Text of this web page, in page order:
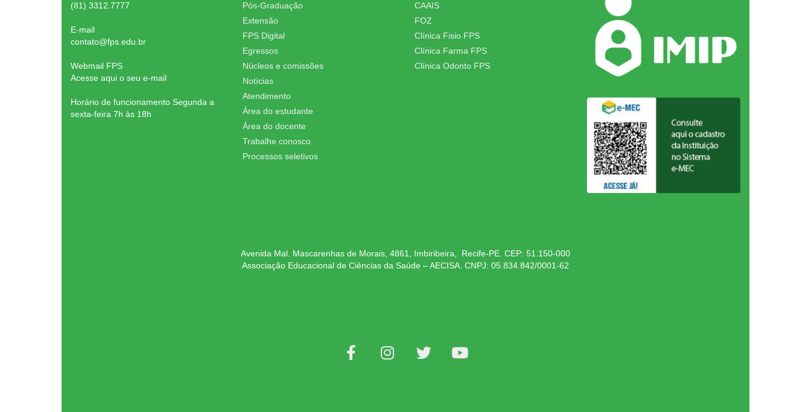
(81) 3312.7777
E-mail
contato@fps.edu.br
Webmail FPS
Acesse aqui o seu e-mail
Horário de funcionamento Segunda a
sexta-feira 7h às 18h
Pós-Graduação
Extensão
FPS Digital
Egressos
Núcleos e comissões
Notícias
Atendimento
Área do estudante
Área do docente
Trabalhe conosco
Processos seletivos
CAAIS
FOZ
Clínica Fisio FPS
Clínica Farma FPS
Clínica Odonto FPS
Avenida Mal. Mascarenhas de Morais, 4861, Imbiribeira, Recife-PE. CEP: 51.150-000
Associação Educacional de Ciências da Saúde – AECISA. CNPJ: 05.834.842/0001-62